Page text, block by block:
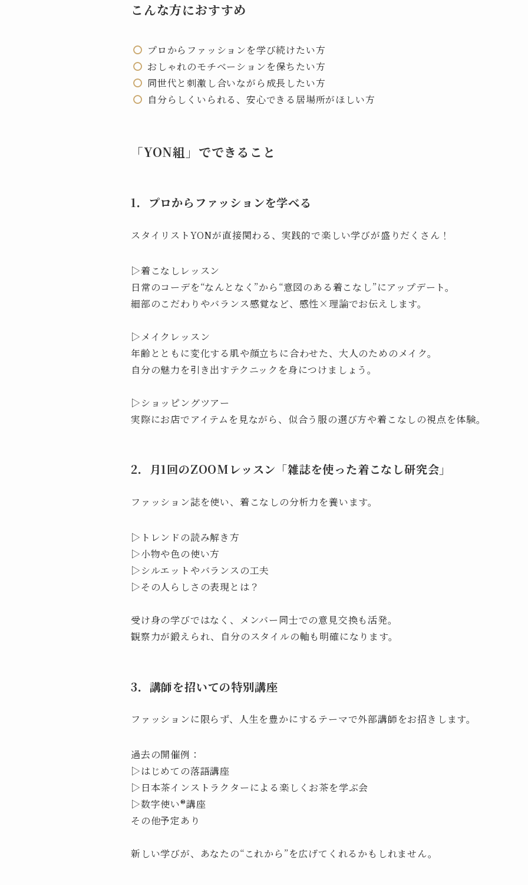
こんな方におすすめ
プロからファッションを学び続けたい方
おしゃれのモチベーションを保ちたい方
同世代と刺激し合いながら成長したい方
自分らしくいられる、安心できる居場所がほしい方
「YON組」でできること
1．プロからファッションを学べる
スタイリストYONが直接関わる、実践的で楽しい学びが盛りだくさん！
▷着こなしレッスン
日常のコーデを“なんとなく”から“意図のある着こなし”にアップデート。
細部のこだわりやバランス感覚など、感性×理論でお伝えします。
▷メイクレッスン
年齢とともに変化する肌や顔立ちに合わせた、大人のためのメイク。
自分の魅力を引き出すテクニックを身につけましょう。
▷ショッピングツアー
実際にお店でアイテムを見ながら、似合う服の選び方や着こなしの視点を体験。
2．月1回のZOOMレッスン「雑誌を使った着こなし研究会」
ファッション誌を使い、着こなしの分析力を養います。
▷トレンドの読み解き方
▷小物や色の使い方
▷シルエットやバランスの工夫
▷その人らしさの表現とは？
受け身の学びではなく、メンバー同士での意見交換も活発。
観察力が鍛えられ、自分のスタイルの軸も明確になります。
3．講師を招いての特別講座
ファッションに限らず、人生を豊かにするテーマで外部講師をお招きします。
過去の開催例：
▷はじめての落語講座
▷日本茶インストラクターによる楽しくお茶を学ぶ会
▷数字使い®講座
その他予定あり
新しい学びが、あなたの“これから”を広げてくれるかもしれません。